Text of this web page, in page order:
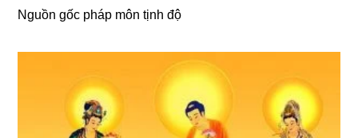
Nguồn gốc pháp môn tịnh độ